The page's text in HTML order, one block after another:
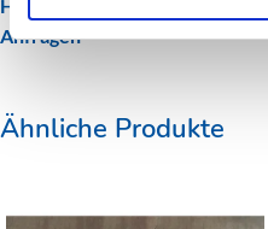
Hinweise zu Versand,
Anfragen
Ähnliche Produkte